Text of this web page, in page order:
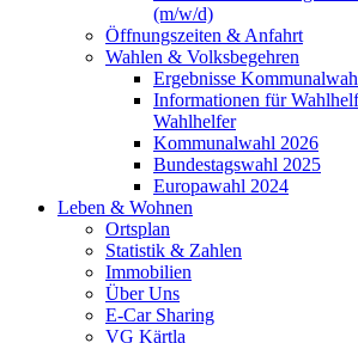
(m/w/d)
Öffnungszeiten & Anfahrt
Wahlen & Volksbegehren
Ergebnisse
Informationen für
Wahlhelfer
Kommunalwahl 2026
Bundestagswahl 2025
Europawahl 2024
Leben & Wohnen
Ortsplan
Statistik & Zahlen
Immobilien
Über Uns
E-Car Sharing
VG Kärtla